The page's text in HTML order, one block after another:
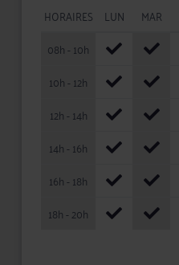
HORAIRES LUN MAR
08h - 10h
10h - 12h
12h - 14h
14h - 16h
16h - 18h
18h - 20h